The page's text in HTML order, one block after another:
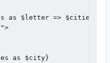
as $letter => $cities}
as $city}